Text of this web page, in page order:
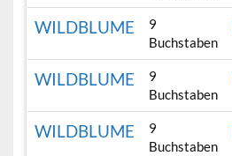
WILDBLUME
9
Buchstaben
WILDBLUME
9
Buchstaben
WILDBLUME
9
Buchstaben